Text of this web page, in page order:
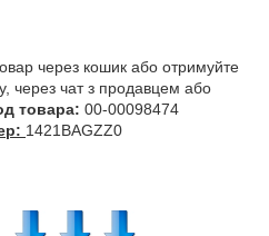
через кошик або отримуйте
через чат з продавцем або
товара: 00-00098474
1421BAGZZ0